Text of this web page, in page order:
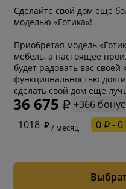
Сделайте свой дом ещё
моделью «Готика»!
Приобретая модель
мебель, а настоящее
будет радовать вас своей
функциональностью
сделать свой дом ещё
36 675
+366
1018
/ месяц 0 ₽ - 0
* обязательное поле